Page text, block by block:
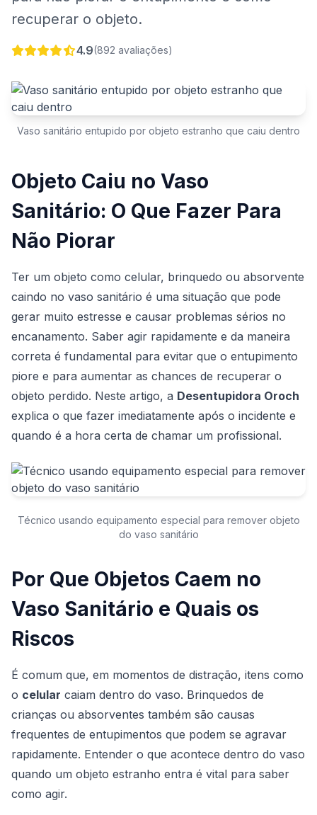
recuperar o objeto.
4.9(892 avaliações)
Vaso sanitário entupido por objeto estranho que caiu dentro
Objeto Caiu no Vaso
Sanitário: O Que Fazer Para
Não Piorar
Ter um objeto como celular, brinquedo ou absorvente
caindo no vaso sanitário é uma situação que pode
gerar muito estresse e causar problemas sérios no
encanamento. Saber agir rapidamente e da maneira
correta é fundamental para evitar que o entupimento
piore e para aumentar as chances de recuperar o
objeto perdido. Neste artigo, a Desentupidora Oroch
explica o que fazer imediatamente após o incidente e
quando é a hora certa de chamar um profissional.
Técnico usando equipamento especial para remover objeto
do vaso sanitário
Por Que Objetos Caem no
Vaso Sanitário e Quais os
Riscos
É comum que, em momentos de distração, itens como
o celular caiam dentro do vaso. Brinquedos de
crianças ou absorventes também são causas
frequentes de entupimentos que podem se agravar
rapidamente. Entender o que acontece dentro do vaso
quando um objeto estranho entra é vital para saber
como agir.